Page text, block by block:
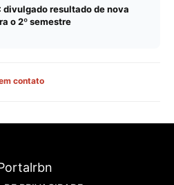
divulgado resultado de nova
o 2º semestre
contato